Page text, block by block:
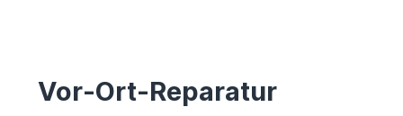
Vor-Ort-Reparatur